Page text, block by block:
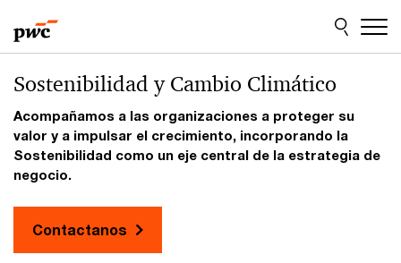
to
content
to
footer
Uruguay
Construimos
relaciones
creamos
Sostenibilidad y Cambio Climático
Acompañamos a las organizaciones a proteger su
valor y a impulsar el crecimiento, incorporando la
Sostenibilidad como un eje central de la estrategia de
negocio.
Contactanos